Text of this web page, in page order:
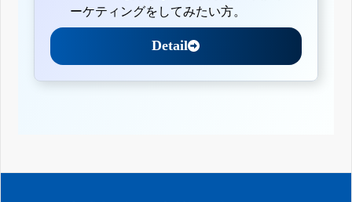
ーケティングをしてみたい方。
Detail